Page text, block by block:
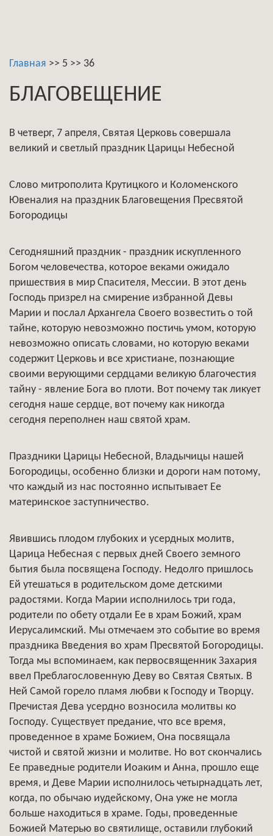
Главная >> 5 >> 36
БЛАГОВЕЩЕНИЕ
В четверг, 7 апреля, Святая Церковь совершала
великий и светлый праздник Царицы Небесной
Слово митрополита Крутицкого и Коломенского
Ювеналия на праздник Благовещения Пресвятой
Богородицы
Сегодняшний праздник - праздник искупленного
Богом человечества, которое веками ожидало
пришествия в мир Спасителя, Мессии. В этот день
Господь призрел на смирение избранной Девы
Марии и послал Архангела Своего возвестить о той
тайне, которую невозможно постичь умом, которую
невозможно описать словами, но которую веками
содержит Церковь и все христиане, познающие
своими верующими сердцами великую благочестия
тайну - явление Бога во плоти. Вот почему так ликует
сегодня наше сердце, вот почему как никогда
сегодня переполнен наш святой храм.
Праздники Царицы Небесной, Владычицы нашей
Богородицы, особенно близки и дороги нам потому,
что каждый из нас постоянно испытывает Ее
материнское заступничество.
Явившись плодом глубоких и усердных молитв,
Царица Небесная с первых дней Своего земного
бытия была посвящена Господу. Недолго пришлось
Ей утешаться в родительском доме детскими
радостями. Когда Марии исполнилось три года,
родители по обету отдали Ее в храм Божий, храм
Иерусалимский. Мы отмечаем это событие во время
праздника Введения во храм Пресвятой Богородицы.
Тогда мы вспоминаем, как первосвященник Захария
ввел Преблагословенную Деву во Святая Святых. В
Ней Самой горело пламя любви к Господу и Творцу.
Пречистая Дева усердно возносила молитвы ко
Господу. Существует предание, что все время,
проведенное в храме Божием, Она посвящала
чистой и святой жизни и молитве. Но вот скончались
Ее праведные родители Иоаким и Анна, прошло еще
время, и Деве Марии исполнилось четырнадцать лет,
когда, по обычаю иудейскому, Она уже не могла
больше находиться в храме. Годы, проведенные
Божией Матерью во святилище, оставили глубокий